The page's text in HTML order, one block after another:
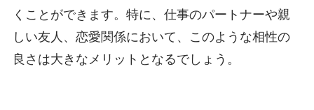
くことができます。特に、仕事のパートナーや親
しい友人、恋愛関係において、このような相性の
良さは大きなメリットとなるでしょう。